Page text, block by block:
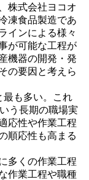
株式会社ヨコオ
凍食品製造であ
インによる様々
が可能な工程が
機器の開発・発
の要因と考えら
最も多い。これ
う長期の職場実
応性や作業工程
順応性も高まる
多くの作業工程
作業工程や職種